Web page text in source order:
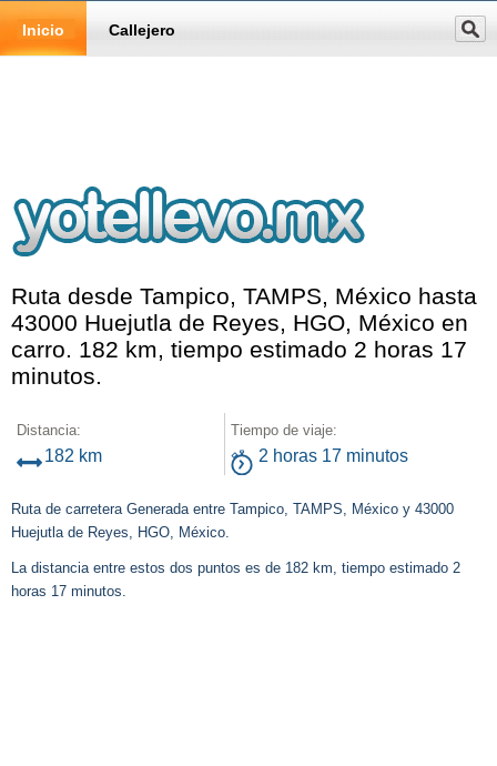
Inicio Callejero
Ruta desde Tampico, TAMPS, México hasta
43000 Huejutla de Reyes, HGO, México en
carro. 182 km, tiempo estimado 2 horas 17
minutos.
Distancia:
182 km
Tiempo de viaje:
2 horas 17 minutos
Ruta de carretera Generada entre Tampico, TAMPS, México y 43000
Huejutla de Reyes, HGO, México.
La distancia entre estos dos puntos es de 182 km, tiempo estimado 2
horas 17 minutos.